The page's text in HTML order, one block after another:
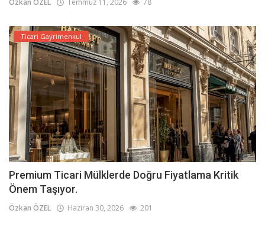
Ticari Gayrimenkul
Premium Ticari Mülklerde Doğru Fiyatlama Kritik
Önem Taşıyor.
Özkan ÖZEL Haziran 30, 2026 201